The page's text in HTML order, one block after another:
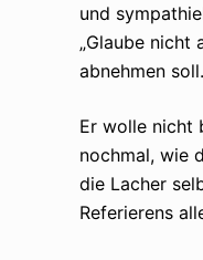
und
„Glaube nicht
abnehmen soll.
Er wolle nicht
nochmal, wie
die Lacher
Referierens